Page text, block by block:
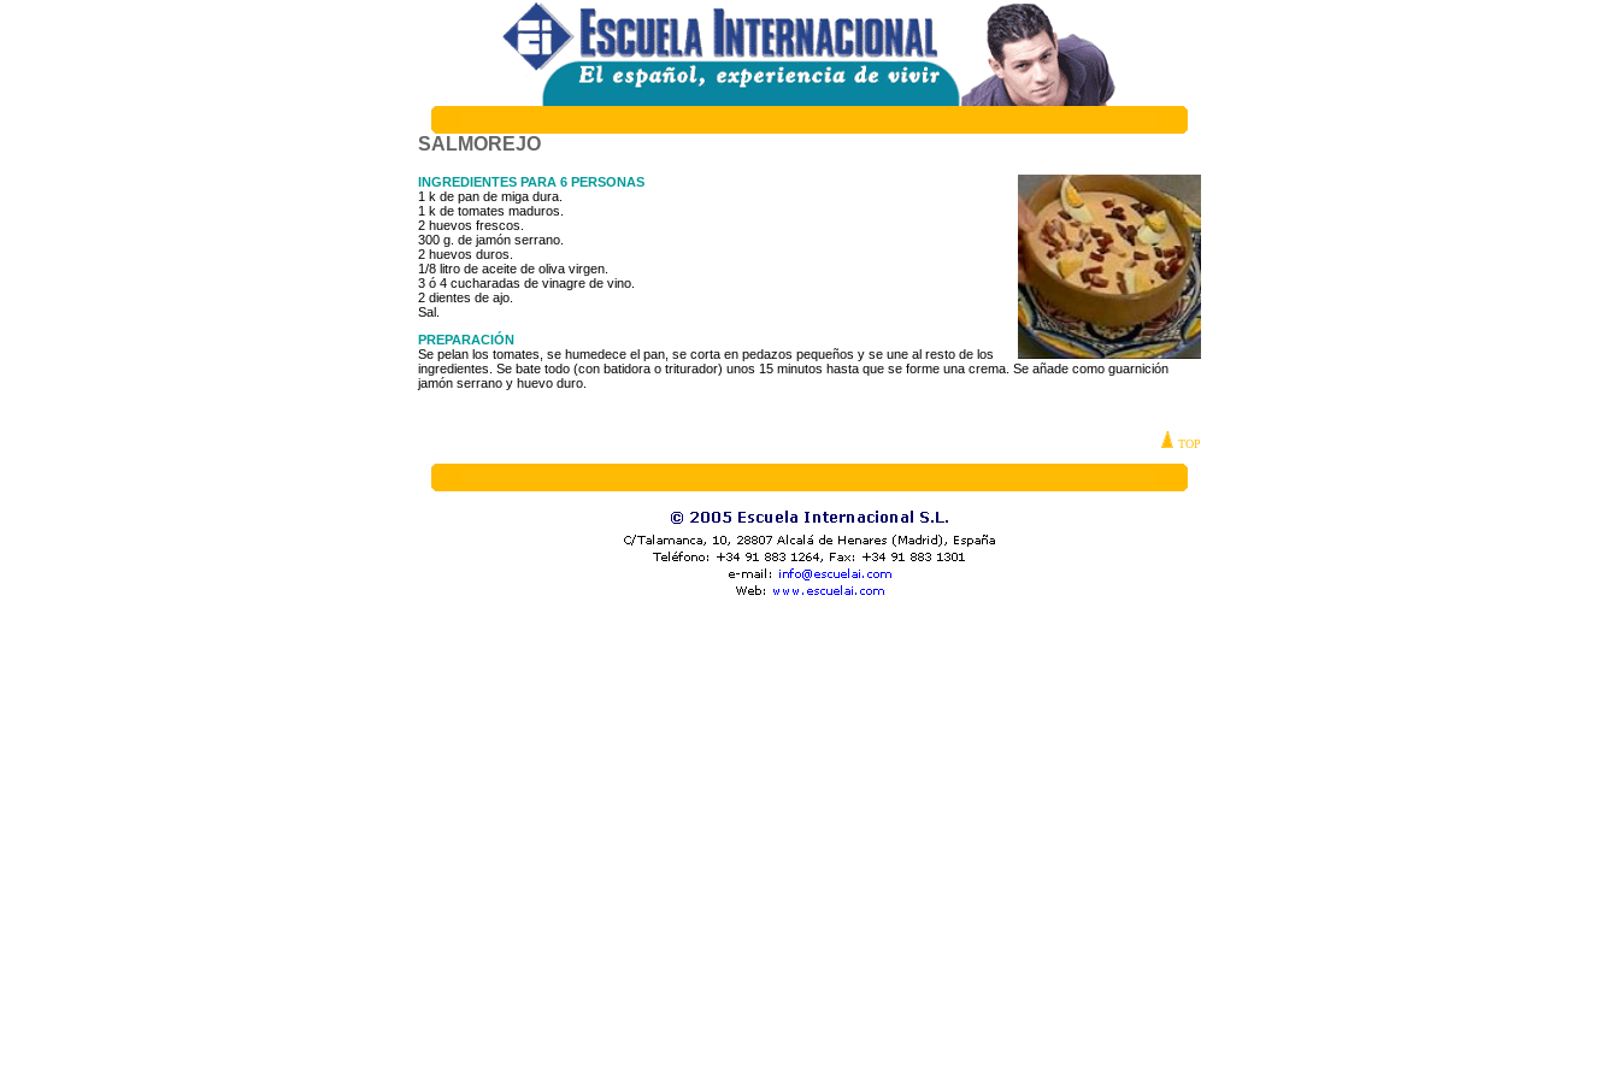
SALMOREJO
INGREDIENTES PARA 6 PERSONAS
1 k de pan de miga dura.
1 k de tomates maduros.
2 huevos frescos.
300 g. de jamón serrano.
2 huevos duros.
1/8 litro de aceite de oliva virgen.
3 ó 4 cucharadas de vinagre de vino.
2 dientes de ajo.
Sal.
PREPARACIÓN
Se pelan los tomates, se humedece el pan, se corta en pedazos pequeños y se une al resto de los
ingredientes. Se bate todo (con batidora o triturador) unos 15 minutos hasta que se forme una crema. Se añade como guarnición
jamón serrano y huevo duro.
TOP